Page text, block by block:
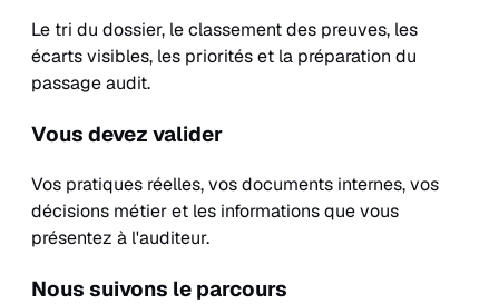
Le tri du dossier, le classement des preuves, les
écarts visibles, les priorités et la préparation du
passage audit.
Vous devez valider
Vos pratiques réelles, vos documents internes, vos
décisions métier et les informations que vous
présentez à l'auditeur.
Nous suivons le parcours